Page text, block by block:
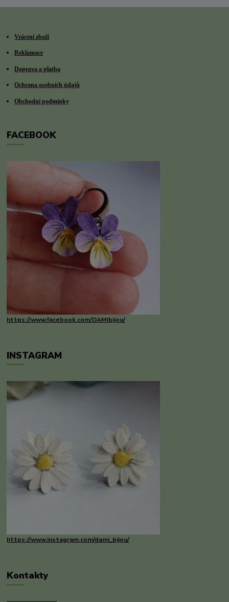
Vrácení zboží
Reklamace
Doprava a platba
Ochrana osobních údajů
Obchodní podmínky
FACEBOOK
https://www.facebook.com/DAMIbijou/
INSTAGRAM
https://www.instagram.com/dami_bijou/
Kontakty